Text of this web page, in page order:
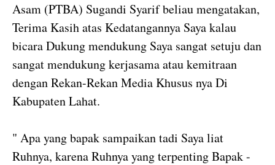
Asam (PTBA) Sugandi Syarif beliau mengatakan,
Terima Kasih atas Kedatangannya Saya kalau
bicara Dukung mendukung Saya sangat setuju dan
sangat mendukung kerjasama atau kemitraan
dengan Rekan-Rekan Media Khusus nya Di
Kabupaten Lahat.
" Apa yang bapak sampaikan tadi Saya liat
Ruhnya, karena Ruhnya yang terpenting Bapak -